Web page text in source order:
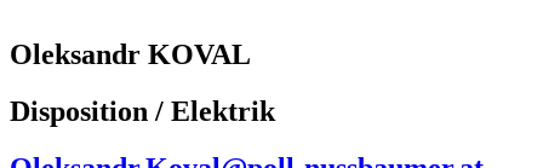
Oleksandr KOVAL
Disposition / Elektrik